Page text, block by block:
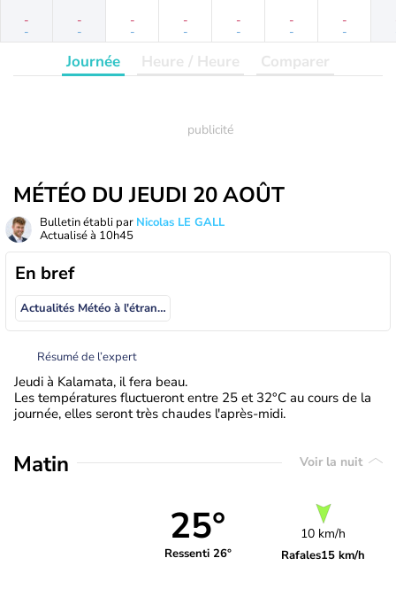
-
-
-
-
-
-
-
-
-
-
-
-
-
-
Journée Heure / Heure Comparer
MÉTÉO DU JEUDI 20 AOÛT
Bulletin établi par Nicolas LE GALL
Actualisé à 10h45
En bref
Actualités Météo à l'étranger
Résumé de l’expert
Jeudi à Kalamata, il fera beau.
Les températures fluctueront entre 25 et 32°C au cours de la
journée, elles seront très chaudes l'après-midi.
Matin Voir la nuit
25°
Ressenti 26°
10 km/h
Rafales15 km/h